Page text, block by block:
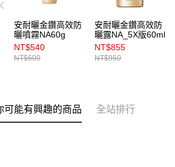
安耐曬金鑽高效防
曬噴霧NA60g
NT$540
NT$600
安耐曬金鑽高效防
曬露NA_5X版60ml
NT$855
NT$950
可能有興趣的商品 全站排行